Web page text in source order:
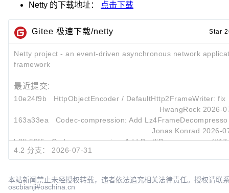
Netty 的下载地址： 点击下载
Gitee 极速下载/netty Star
Netty project - an event-driven asynchronous network
framework
最近提交:
10e24f9b HttpObjectEncoder / DefaultHttp2FrameWriter: fix
HwangRock 2026-
163a33ea
Codec-compression: Add
Jonas Konrad 2026-
b8fb58f5
Codec-compression: Add BrotliDecompressor
4.2 分支： 2026-07-31
本站新闻禁止未经授权转载，违者依法追究相关法律责任。授权请联
oscbianji#oschina.cn